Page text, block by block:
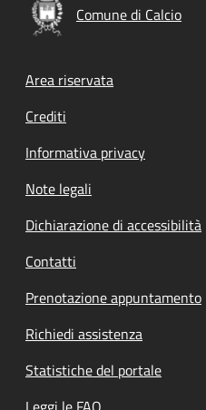
Comune di Calcio
Footer menu
Area riservata
Crediti
Informativa privacy
Note legali
Dichiarazione di accessibilità
Contatti
Prenotazione appuntamento
Richiedi assistenza
Statistiche del portale